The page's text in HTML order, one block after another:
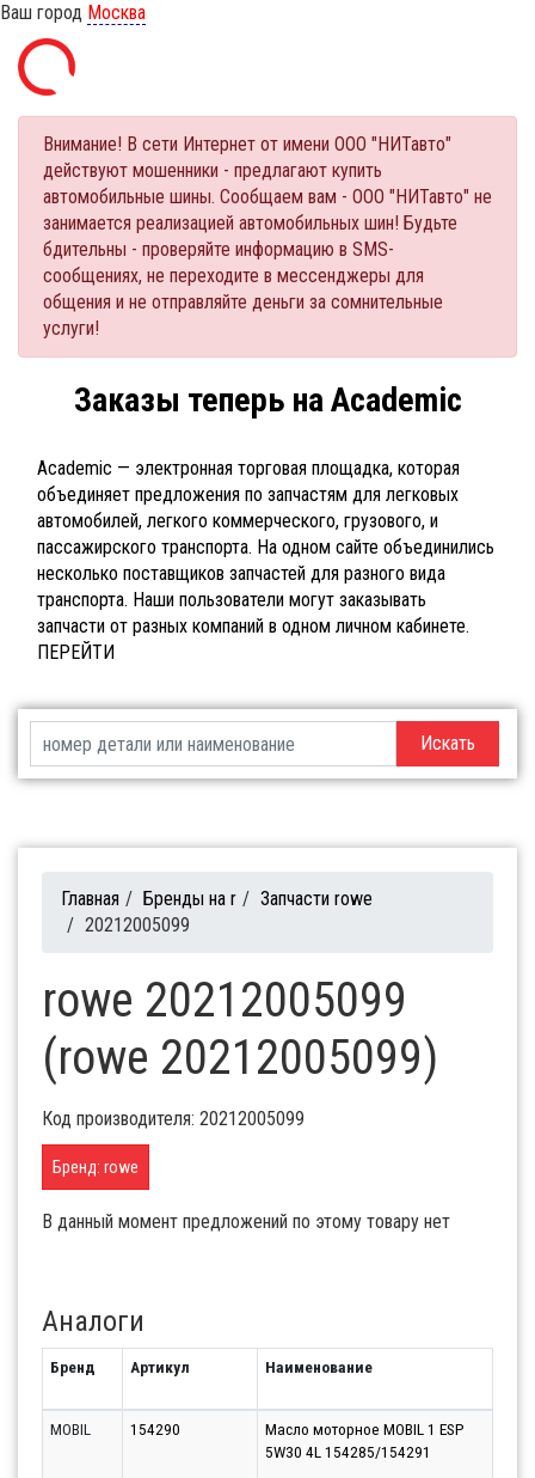
Ваш город Москва
Внимание! В сети Интернет от имени ООО "НИТавто"
действуют мошенники - предлагают купить
автомобильные шины. Сообщаем вам - ООО "НИТавто" не
занимается реализацией автомобильных шин! Будьте
бдительны - проверяйте информацию в SMS-
сообщениях, не переходите в мессенджеры для
общения и не отправляйте деньги за сомнительные
услуги!
Заказы теперь на Academic
Academic — электронная торговая площадка, которая
объединяет предложения по запчастям для легковых
автомобилей, легкого коммерческого, грузового, и
пассажирского транспорта. На одном сайте объединились
несколько поставщиков запчастей для разного вида
транспорта. Наши пользователи могут заказывать
запчасти от разных компаний в одном личном кабинете.
ПЕРЕЙТИ
Искать
Главная / Бренды на r / Запчасти rowe
/ 20212005099
rowe 20212005099
(rowe 20212005099)
Код производителя: 20212005099
Бренд: rowe
В данный момент предложений по этому товару нет
Аналоги
Бренд Артикул Наименование
MOBIL 154290
Масло моторное MOBIL 1 ESP
5W30 4L 154285/154291